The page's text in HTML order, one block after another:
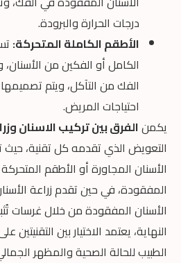
درجات الحرارة والبرودة.
الأطقم الكاملة المتحركة:
الكامل أو الفكين من
الفك من التآكل، ويتم
احتياجات المريض.
يكمنالفرق بين تركيب الاسنان
التعويض الذي تقدمه كل تقنية، حيث
الأسنان المجاورة أو الأطقم
المفقودة، في حين تقدم زراعة
الأسنان المفقودة من خلال غرسات
النهاية، يعتمد الاختيار بين
الطبيب للحالة الصحية والمظهر